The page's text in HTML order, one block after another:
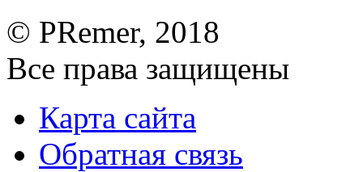
© PRemer, 2018
Все права защищены
Карта сайта
Обратная связь